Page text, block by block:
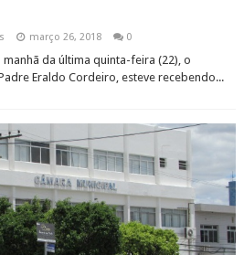
março 26, 2018 0
da última quinta-feira (22), o
Eraldo Cordeiro, esteve recebendo...